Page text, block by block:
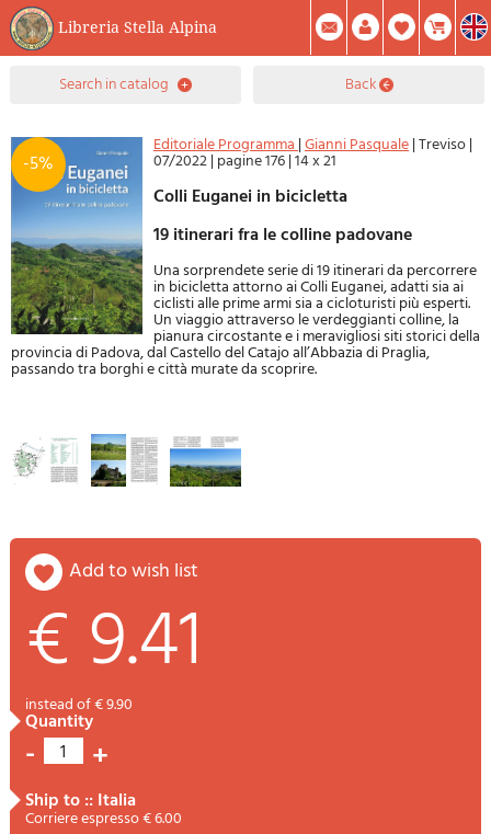
Libreria Stella Alpina
0Item(s) In Your Cart
Summary
Facebook
Create Account Mod. Password
search in catalog back
-5%
Editoriale Programma|Gianni Pasquale|Treviso|
07/2022| pagine 176|14 x 21
Colli Euganei in bicicletta
19 itinerari fra le colline padovane
Una sorprendete serie di 19 itinerari da percorrere
in bicicletta attorno ai Colli Euganei, adatti sia ai
ciclisti alle prime armi sia a cicloturisti più esperti.
Un viaggio attraverso le verdeggianti colline, la
pianura circostante e i meravigliosi siti storici della
provincia di Padova, dal Castello del Catajo all’Abbazia di Praglia,
passando tra borghi e città murate da scoprire.
add to wish list
€ 9.41
instead of € 9.90
quantity
- 1 +
ship to :: Italia
Corriere espresso € 6.00